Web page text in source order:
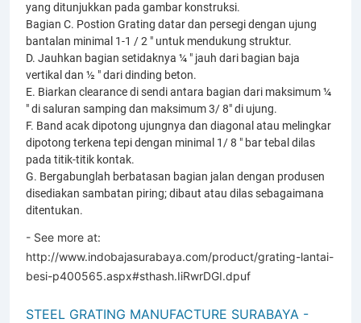
yang ditunjukkan pada gambar konstruksi.
Bagian C. Postion Grating datar dan persegi dengan ujung
bantalan minimal 1-1 / 2 " untuk mendukung struktur.
D. Jauhkan bagian setidaknya ¼ " jauh dari bagian baja
vertikal dan ½ " dari dinding beton.
E. Biarkan clearance di sendi antara bagian dari maksimum ¼
" di saluran samping dan maksimum 3/ 8" di ujung.
F. Band acak dipotong ujungnya dan diagonal atau melingkar
dipotong terkena tepi dengan minimal 1/ 8 " bar tebal dilas
pada titik-titik kontak.
G. Bergabunglah berbatasan bagian jalan dengan produsen
disediakan sambatan piring; dibaut atau dilas sebagaimana
ditentukan.
- See more at:
http://www.indobajasurabaya.com/product/grating-lantai-
besi-p400565.aspx#sthash.IiRwrDGI.dpuf
STEEL GRATING MANUFACTURE SURABAYA -